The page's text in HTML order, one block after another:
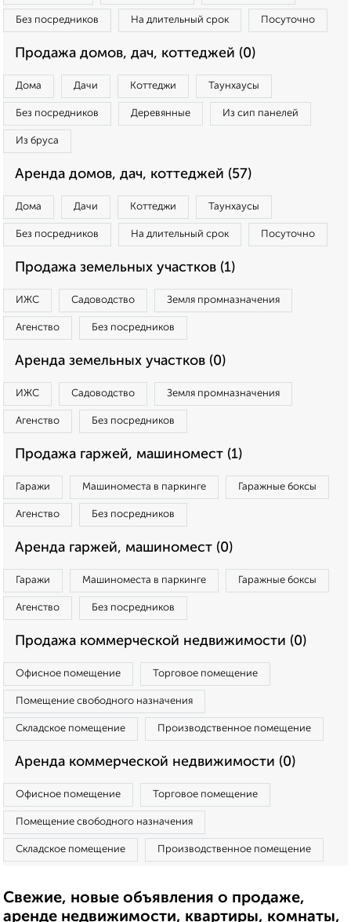
Без посредников На длительный срок Посуточно
Продажа домов, дач, коттеджей (0)
Дома Дачи Коттеджи Таунхаусы
Без посредников Деревянные Из сип панелей
Из бруса
Аренда домов, дач, коттеджей (57)
Дома Дачи Коттеджи Таунхаусы
Без посредников На длительный срок Посуточно
Продажа земельных участков (1)
ИЖС Садоводство Земля промназначения
Агенство Без посредников
Аренда земельных участков (0)
ИЖС Садоводство Земля промназначения
Агенство Без посредников
Продажа гаржей, машиномест (1)
Гаражи Машиноместа в паркинге Гаражные боксы
Агенство Без посредников
Аренда гаржей, машиномест (0)
Гаражи Машиноместа в паркинге Гаражные боксы
Агенство Без посредников
Продажа коммерческой недвижимости (0)
Офисное помещение Торговое помещение
Помещение свободного назначения
Складское помещение Производственное помещение
Аренда коммерческой недвижимости (0)
Офисное помещение Торговое помещение
Помещение свободного назначения
Складское помещение Производственное помещение
Свежие, новые объявления о продаже,
аренде недвижимости, квартиры, комнаты,